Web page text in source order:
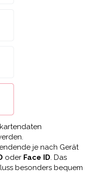
je nach Gerät
oder Face ID. Das
besonders bequem